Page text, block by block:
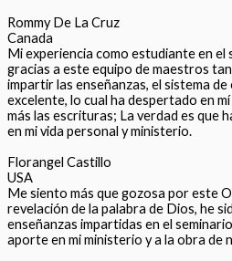
Rommy De La Cruz
Canada
Mi experiencia como estudiante en el
gracias a este equipo de maestros
impartir las enseñanzas, el sistema
excelente, lo cual ha despertado en
más las escrituras; La verdad es que
en mi vida personal y ministerio.
Florangel Castillo
USA
Me siento más que gozosa por este
revelación de la palabra de Dios, he
enseñanzas impartidas en el
aporte en mi ministerio y a la obra de